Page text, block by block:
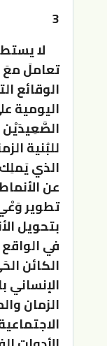
3
لا
تعاملَ
الوقائع
اليومية
للبُنية
الذي
عن
تطوير
بتحويل
في
الكائن
الإنساني
الزمان